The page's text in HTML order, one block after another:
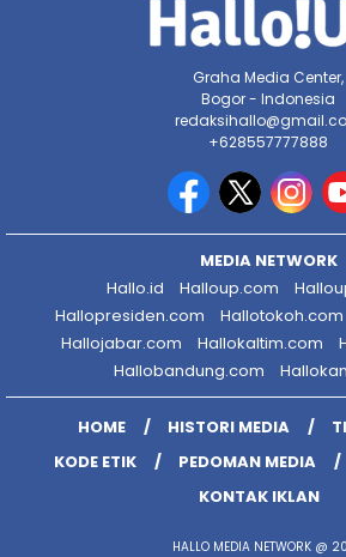
Graha Media Center,
Bogor - Indonesia
+628557777888
MEDIA NETWORK
Hallo.id
Halloup.com
Hallopresiden.com
Hallotokoh.com
Hallojabar.com
Hallokaltim.com
Hallobandung.com
HOME HISTORI MEDIA
KODE ETIK
PEDOMAN MEDIA
KONTAK IKLAN
HALLO MEDIA NETWORK @